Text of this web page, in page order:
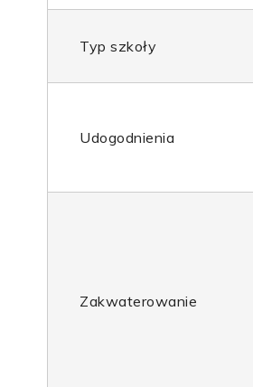
Typ szkoły
Udogodnienia
Zakwaterowanie